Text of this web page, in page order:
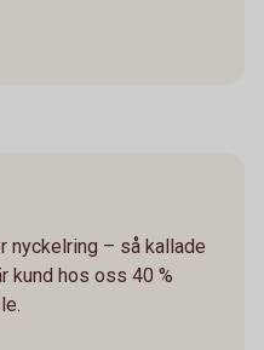
nyckelring – så kallade
kund hos oss 40 %